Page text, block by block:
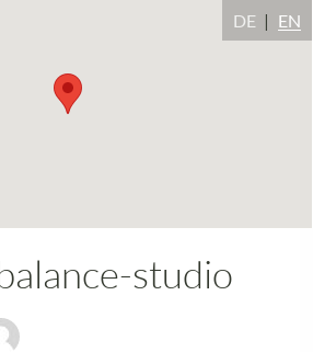
DE EN
studio